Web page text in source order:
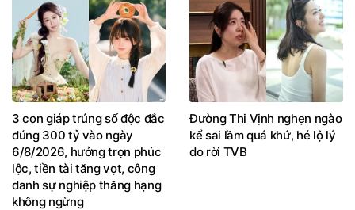
3 con giáp trúng số độc đắc
đúng 300 tỷ vào ngày
6/8/2026, hưởng trọn phúc
lộc, tiền tài tăng vọt, công
danh sự nghiệp thăng hạng
không ngừng
Đường Thi Vịnh nghẹn ngào
kể sai lầm quá khứ, hé lộ lý
do rời TVB